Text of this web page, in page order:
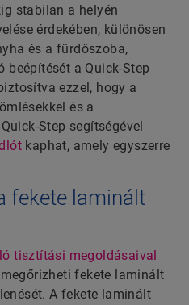
stabilan a helyén
érdekében, különösen
és a fürdőszoba,
a Quick-Step
ezzel, hogy a
és a
Step segítségével
kaphat, amely egyszerre
fekete laminált
tisztítási megoldásaival
fekete laminált
A fekete laminált